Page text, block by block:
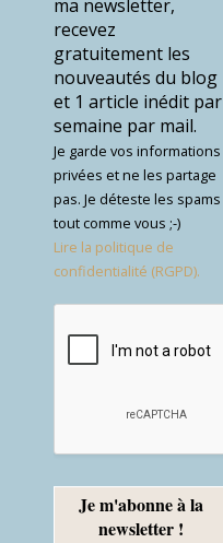
ma newsletter,
recevez
gratuitement les
nouveautés du blog
et 1 article inédit par
semaine par mail.
Je garde vos informations
privées et ne les partage
pas. Je déteste les spams
tout comme vous ;-)
Lire la politique de
confidentialité (RGPD).